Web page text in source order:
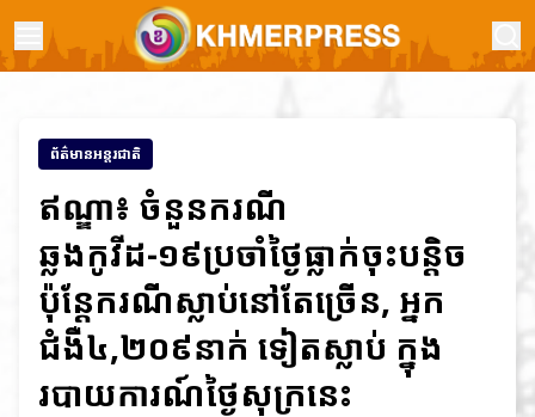
ព័ត៌មានអន្តរជាតិ
ឥណ្ឌា៖ ចំនួនករណី
ឆ្លងកូវីដ-១៩ប្រចាំថ្ងៃធ្លាក់ចុះបន្តិច
ប៉ុន្តែករណីស្លាប់នៅតែច្រើន, អ្នក
ជំងឺ៤,២០៩នាក់ ទៀតស្លាប់ ក្នុង
របាយការណ៍ថ្ងៃសុក្រនេះ